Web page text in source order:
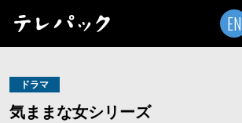
EN
ドラマ
気ままな女シリーズ